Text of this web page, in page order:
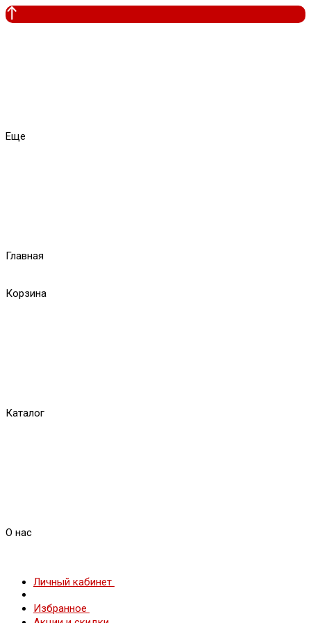
Еще
Главная
Корзина
Каталог
О нас
Личный кабинет
Избранное